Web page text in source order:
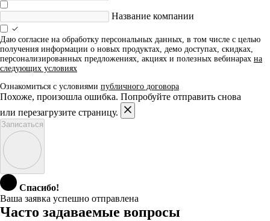
Название компании
Даю согласие на обработку персональных данных, в том числе с целью
получения информации о новых продуктах, демо доступах, скидках,
персонализированных предложениях, акциях и полезных вебинарах на
следующих условиях
Ознакомиться с условиями публичного договора
Похоже, произошла ошибка. Попробуйте отправить снова
или перезагрузите страницу.
Записаться
Спасибо!
Ваша заявка успешно отправлена
Часто задаваемые вопросы